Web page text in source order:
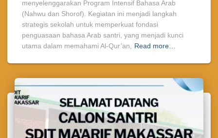
menyelenggarakan Program Intensif Bahasa Arab
(Nahwu dan Shorof). Kegiatan ini menjadi langkah
strategis sekolah untuk memperkuat fondasi
penguasaan bahasa Arab santri, yang menjadi kunci
utama dalam memahami Al-Qur’an,
Read more…